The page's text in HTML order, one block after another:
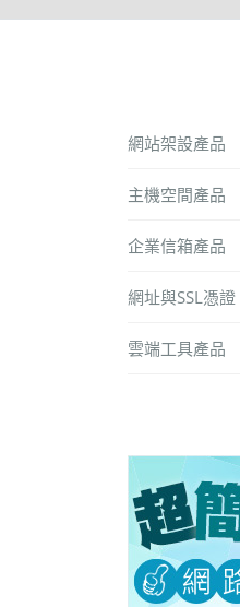
網站架設產品
主機空間產品
企業信箱產品
網址與SSL憑證
雲端工具產品